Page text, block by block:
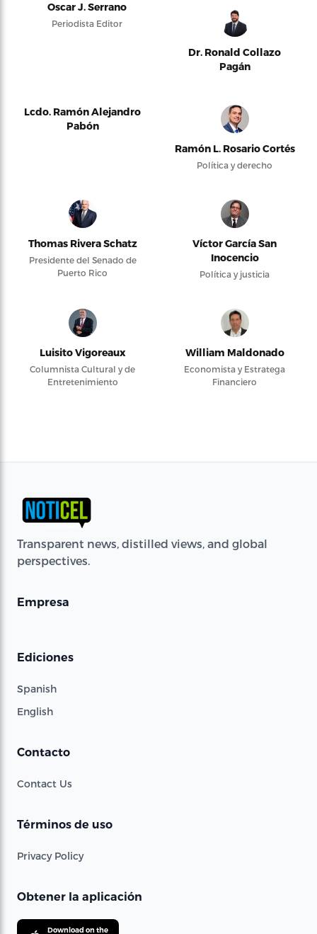
Oscar J. Serrano
Periodista Editor
Dr. Ronald Collazo
Pagán
Lcdo. Ramón Alejandro
Pabón
Ramón L. Rosario Cortés
Política y derecho
Thomas Rivera Schatz
Presidente del Senado de
Puerto Rico
Víctor García San
Inocencio
Política y justicia
Luisito Vigoreaux
Columnista Cultural y de
Entretenimiento
William Maldonado
Economista y Estratega
Financiero
Transparent news, distilled views, and global
perspectives.
Empresa
Ediciones
Spanish
English
Contacto
Contact Us
Términos de uso
Privacy Policy
Obtener la aplicación
Download on the